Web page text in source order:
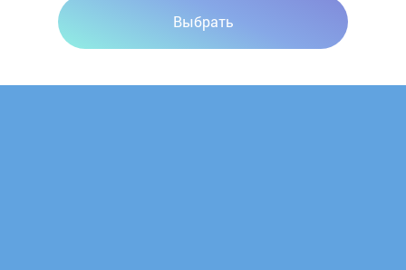
Soler&Palau
Spitzenreiter
Выбрать